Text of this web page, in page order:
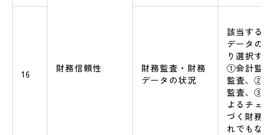
財務信頼性
16
財務監査・財務
データの状況
該当する
データの
り選択す
①会計監
監査、②
監査、③
よるチェ
づく財務
れでもない